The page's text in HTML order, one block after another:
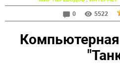
0
5522